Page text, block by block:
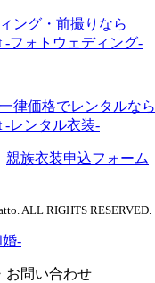
ング・前撮りなら
-フォトウェディング-
律価格でレンタルなら
-レンタル衣装-
親族衣装申込フォーム
ALL RIGHTS RESERVED.
お問い合わせ